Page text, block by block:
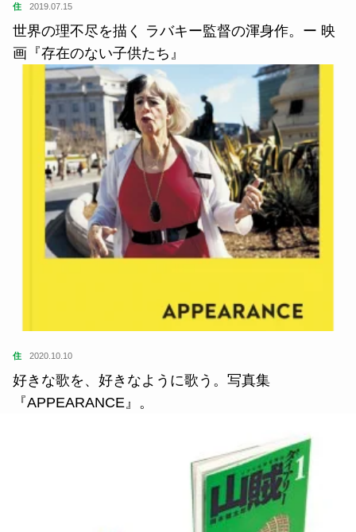
住 2019.07.15
世界の理不尽を描く ラバキー監督の渾身作。ー 映
画『存在のない子供たち』
住 2020.10.10
好きな歌を、好きなように歌う。写真集
『APPEARANCE』。